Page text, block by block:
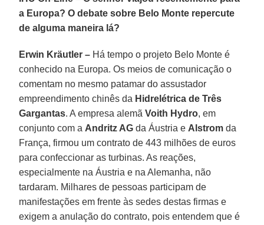
a Europa? O debate sobre Belo Monte repercute
de alguma maneira lá?
Erwin Kräutler – Há tempo o projeto Belo Monte é
conhecido na Europa. Os meios de comunicação o
comentam no mesmo patamar do assustador
empreendimento chinês da Hidrelétrica de Três
Gargantas. A empresa alemãVoith Hydro, em
conjunto com a Andritz AG da Áustria e Alstromda
França, firmou um contrato de 443 milhões de euros
para confeccionar as turbinas. As reações,
especialmente na Áustria e na Alemanha, não
tardaram. Milhares de pessoas participam de
manifestações em frente às sedes destas firmas e
exigem a anulação do contrato, pois entendem que é